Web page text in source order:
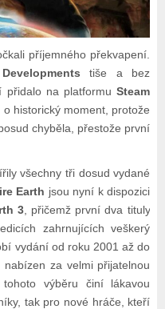
příjemného překvapení.
tiše a bez
přidalo na platformuSteam
o historický moment, protože
chyběla, přestože první
všechny tři dosud vydané
Earth jsou nyní k dispozici
3 , přičemž první dva tituly
zahrnujících veškerý
vydání od roku 2001 až do
za velmi přijatelnou
výběru činí lákavou
tak pro nové hráče, kteří